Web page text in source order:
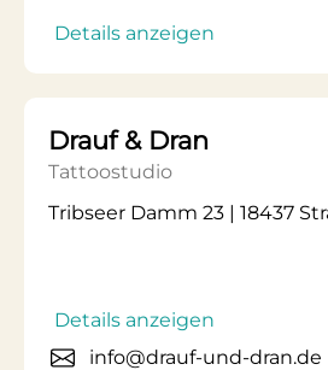
Details anzeigen
Drauf & Dran
Tattoostudio
Tribseer Damm 23 | 18437
Details anzeigen
info@drauf-und-dran.de